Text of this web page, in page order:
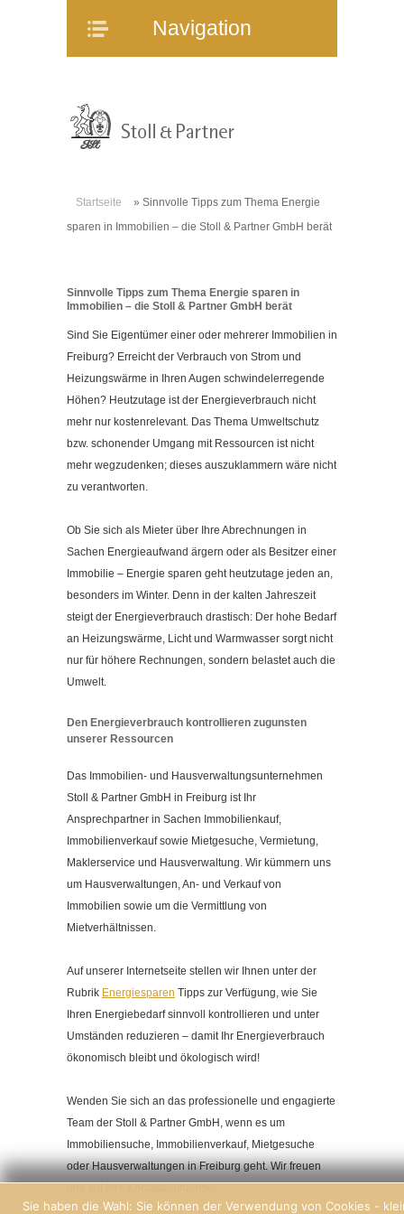
Navigation
Navigation
Mitarbeiter
Verkauf und Vermietung
Partner
Stellenangebote
Impressum
Datenschutzerklärung
Startseite » Sinnvolle Tipps zum Thema Energie
sparen in Immobilien – die Stoll & Partner GmbH berät
Sinnvolle Tipps zum Thema Energie sparen in
Immobilien – die Stoll & Partner GmbH berät
Sind Sie Eigentümer einer oder mehrerer Immobilien in
Freiburg? Erreicht der Verbrauch von Strom und
Heizungswärme in Ihren Augen schwindelerregende
Höhen? Heutzutage ist der Energieverbrauch nicht
mehr nur kostenrelevant. Das Thema Umweltschutz
bzw. schonender Umgang mit Ressourcen ist nicht
mehr wegzudenken; dieses auszuklammern wäre nicht
zu verantworten.
Ob Sie sich als Mieter über Ihre Abrechnungen in
Sachen Energieaufwand ärgern oder als Besitzer einer
Immobilie – Energie sparen geht heutzutage jeden an,
besonders im Winter. Denn in der kalten Jahreszeit
steigt der Energieverbrauch drastisch: Der hohe Bedarf
an Heizungswärme, Licht und Warmwasser sorgt nicht
nur für höhere Rechnungen, sondern belastet auch die
Umwelt.
Den Energieverbrauch kontrollieren zugunsten
unserer Ressourcen
Das Immobilien- und Hausverwaltungsunternehmen
Stoll & Partner GmbH in Freiburg ist Ihr
Ansprechpartner in Sachen Immobilienkauf,
Immobilienverkauf sowie Mietgesuche, Vermietung,
Maklerservice und Hausverwaltung. Wir kümmern uns
um Hausverwaltungen, An- und Verkauf von
Immobilien sowie um die Vermittlung von
Mietverhältnissen.
Auf unserer Internetseite stellen wir Ihnen unter der
Rubrik Energiesparen Tipps zur Verfügung, wie Sie
Ihren Energiebedarf sinnvoll kontrollieren und unter
Umständen reduzieren – damit Ihr Energieverbrauch
ökonomisch bleibt und ökologisch wird!
Wenden Sie sich an das professionelle und engagierte
Team der Stoll & Partner GmbH, wenn es um
Immobiliensuche, Immobilienverkauf, Mietgesuche
oder Hausverwaltungen in Freiburg geht. Wir freuen
Sie haben die Wahl: Sie können der Verwendung von Cookies -